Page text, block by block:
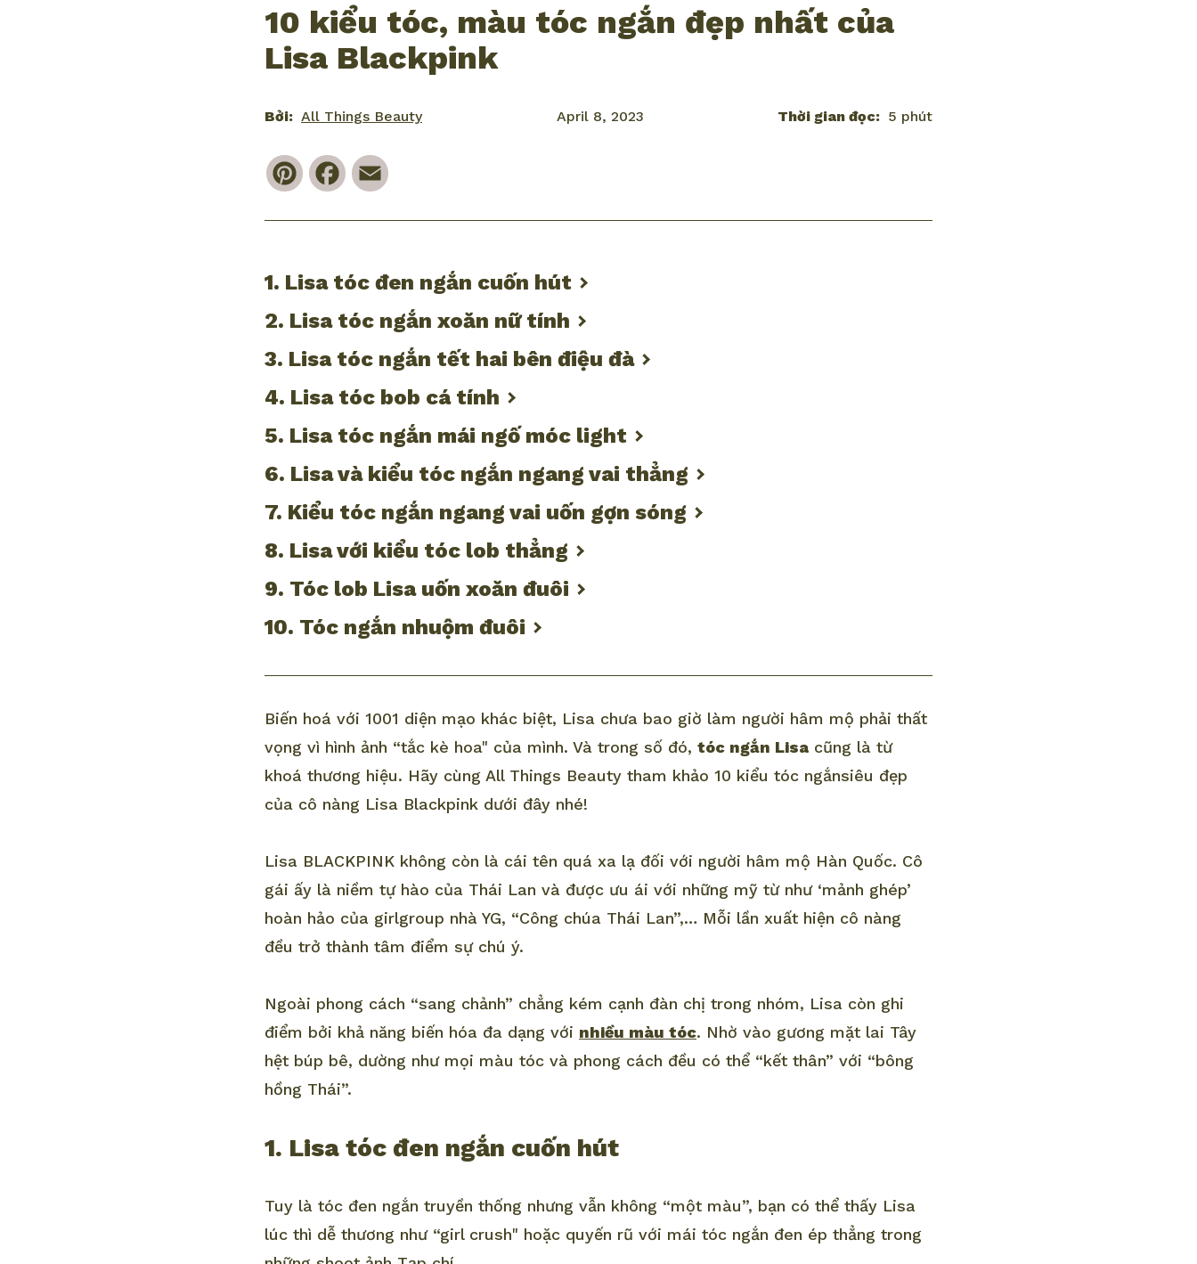
10 kiểu tóc, màu tóc ngắn đẹp nhất của
Lisa Blackpink
Bởi: All Things Beauty April 8, 2023 Thời gian đọc: 5 phút
PinterestFacebook
1. Lisa tóc đen ngắn cuốn hút
2. Lisa tóc ngắn xoăn nữ tính
3. Lisa tóc ngắn tết hai bên điệu đà
4. Lisa tóc bob cá tính
5. Lisa tóc ngắn mái ngố móc light
6. Lisa và kiểu tóc ngắn ngang vai thẳng
7. Kiểu tóc ngắn ngang vai uốn gợn sóng
8. Lisa với kiểu tóc lob thẳng
9. Tóc lob Lisa uốn xoăn đuôi
10. Tóc ngắn nhuộm đuôi
Biến hoá với 1001 diện mạo khác biệt, Lisa chưa bao giờ làm người hâm mộ phải thất
vọng vì hình ảnh “tắc kè hoa" của mình. Và trong số đó, tóc ngắn Lisa cũng là từ
khoá thương hiệu. Hãy cùng All Things Beauty tham khảo 10 kiểu tóc ngắnsiêu đẹp
của cô nàng Lisa Blackpink dưới đây nhé!
Lisa BLACKPINK không còn là cái tên quá xa lạ đối với người hâm mộ Hàn Quốc. Cô
gái ấy là niềm tự hào của Thái Lan và được ưu ái với những mỹ từ như ‘mảnh ghép’
hoàn hảo của girlgroup nhà YG, “Công chúa Thái Lan”,… Mỗi lần xuất hiện cô nàng
đều trở thành tâm điểm sự chú ý.
Ngoài phong cách “sang chảnh” chẳng kém cạnh đàn chị trong nhóm, Lisa còn ghi
điểm bởi khả năng biến hóa đa dạng với nhiều màu tóc. Nhờ vào gương mặt lai Tây
hệt búp bê, dường như mọi màu tóc và phong cách đều có thể “kết thân” với “bông
hồng Thái”.
1. Lisa tóc đen ngắn cuốn hút
Tuy là tóc đen ngắn truyền thống nhưng vẫn không “một màu”, bạn có thể thấy Lisa
lúc thì dễ thương như “girl crush" hoặc quyến rũ với mái tóc ngắn đen ép thẳng trong